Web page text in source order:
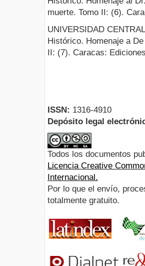
muerte. Tomo II: (6).
UNIVERSIDAD
Histórico. Homenaje a
II: (7). Caracas:
ISSN: 1316-4910
Depósito legal
Todos los documentos
Licencia Creative
Internacional.
Por lo que el envío,
totalmente gratuito.